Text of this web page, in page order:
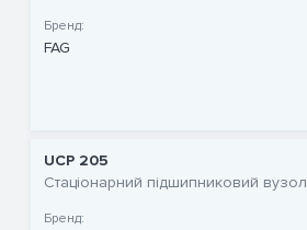
Бренд:
FAG
UCP 205
Стаціонарний підшипниковий вузол
Бренд: